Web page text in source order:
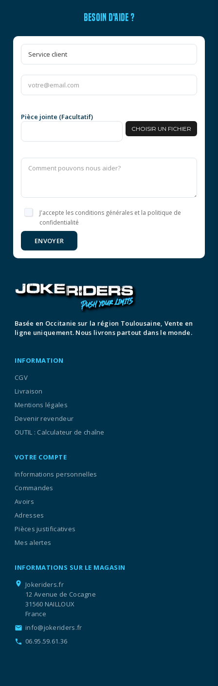
BESOIN D'AIDE ?
Pièce jointe (Facultatif)
CHOISIR UN FICHIER
J'accepte les conditions générales et la politique de
confidentialité
ENVOYER
Basée en Occitanie sur la région Toulousaine, Vente en
ligne uniquement. Nous livrons partout dans le monde.
INFORMATION
CGV
Livraison
Mentions légales
Devenir revendeur
OUTIL : Calculateur de chaîne
VOTRE COMPTE
Informations personnelles
Commandes
Avoirs
Adresses
Pièces justificatives
Mes alertes
INFORMATIONS SUR LE MAGASIN
location_on
Jokeriders.fr
12 Avenue de Cocagne
31560 NAILLOUX
France
email info@jokeriders.fr
call 06.95.59.61.36